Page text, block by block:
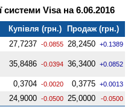
системи Visa на 6.06.2016
Купівля (грн.)
Продаж (грн.)
27,7237 -0.0855 28,2450 +0.1389
35,8486 -0.0394 36,3400 +0.0852
0,3704 -0.0020 0,3775 +0.0013
24,9000 -0.0500 25,0000 -0.0500